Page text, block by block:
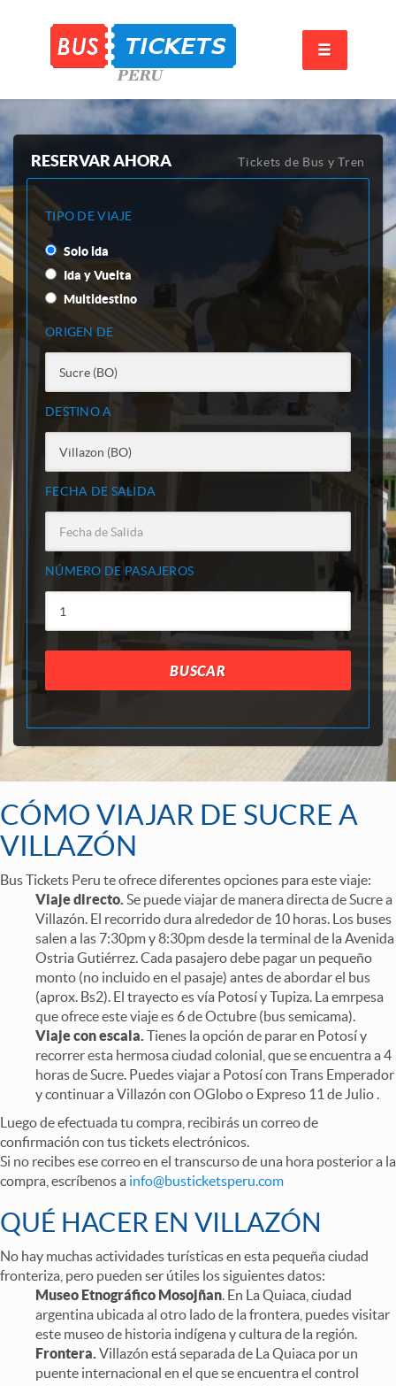
RESERVAR AHORA Tickets de Bus y Tren
TIPO DE VIAJE
Solo ida
Ida y Vuelta
Multidestino
ORIGEN DE
DESTINO A
FECHA DE SALIDA
NÚMERO DE PASAJEROS
BUSCAR
CÓMO VIAJAR DE SUCRE A
VILLAZÓN
Bus Tickets Peru te ofrece diferentes opciones para este viaje:
Viaje directo. Se puede viajar de manera directa de Sucre a
Villazón. El recorrido dura alrededor de 10 horas. Los buses
salen a las 7:30pm y 8:30pm desde la terminal de la Avenida
Ostria Gutiérrez. Cada pasajero debe pagar un pequeño
monto (no incluido en el pasaje) antes de abordar el bus
(aprox. Bs2). El trayecto es vía Potosí y Tupiza. La emrpesa
que ofrece este viaje es 6 de Octubre (bus semicama).
Viaje con escala. Tienes la opción de parar en Potosí y
recorrer esta hermosa ciudad colonial, que se encuentra a 4
horas de Sucre. Puedes viajar a Potosí con Trans Emperador
y continuar a Villazón con OGlobo o Expreso 11 de Julio .
Luego de efectuada tu compra, recibirás un correo de
confirmación con tus tickets electrónicos.
Si no recibes ese correo en el transcurso de una hora posterior a la
compra, escríbenos a info@busticketsperu.com
QUÉ HACER EN VILLAZÓN
No hay muchas actividades turísticas en esta pequeña ciudad
fronteriza, pero pueden ser útiles los siguientes datos:
Museo Etnográfico Mosojñan. En La Quiaca, ciudad
argentina ubicada al otro lado de la frontera, puedes visitar
este museo de historia indígena y cultura de la región.
Frontera. Villazón está separada de La Quiaca por un
puente internacional en el que se encuentra el control